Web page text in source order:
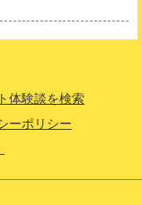
体験談を検索
ーポリシー